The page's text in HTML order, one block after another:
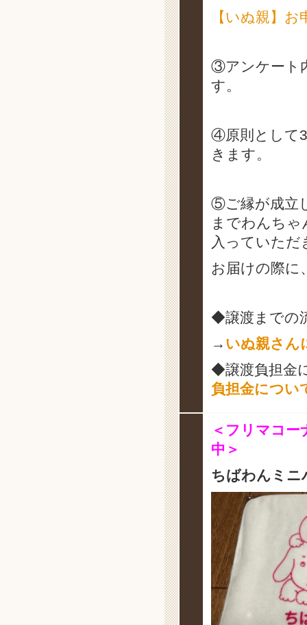
【いぬ親】
③アンケート
す。
④原則として
きます。
⑤ご縁が成立
までわんちゃ
入っていただ
お届けの際に
◆譲渡までの
→ いぬ親さん
◆譲渡負担金
負担金につい
＜フリマコ
中＞
ちばわんミニ